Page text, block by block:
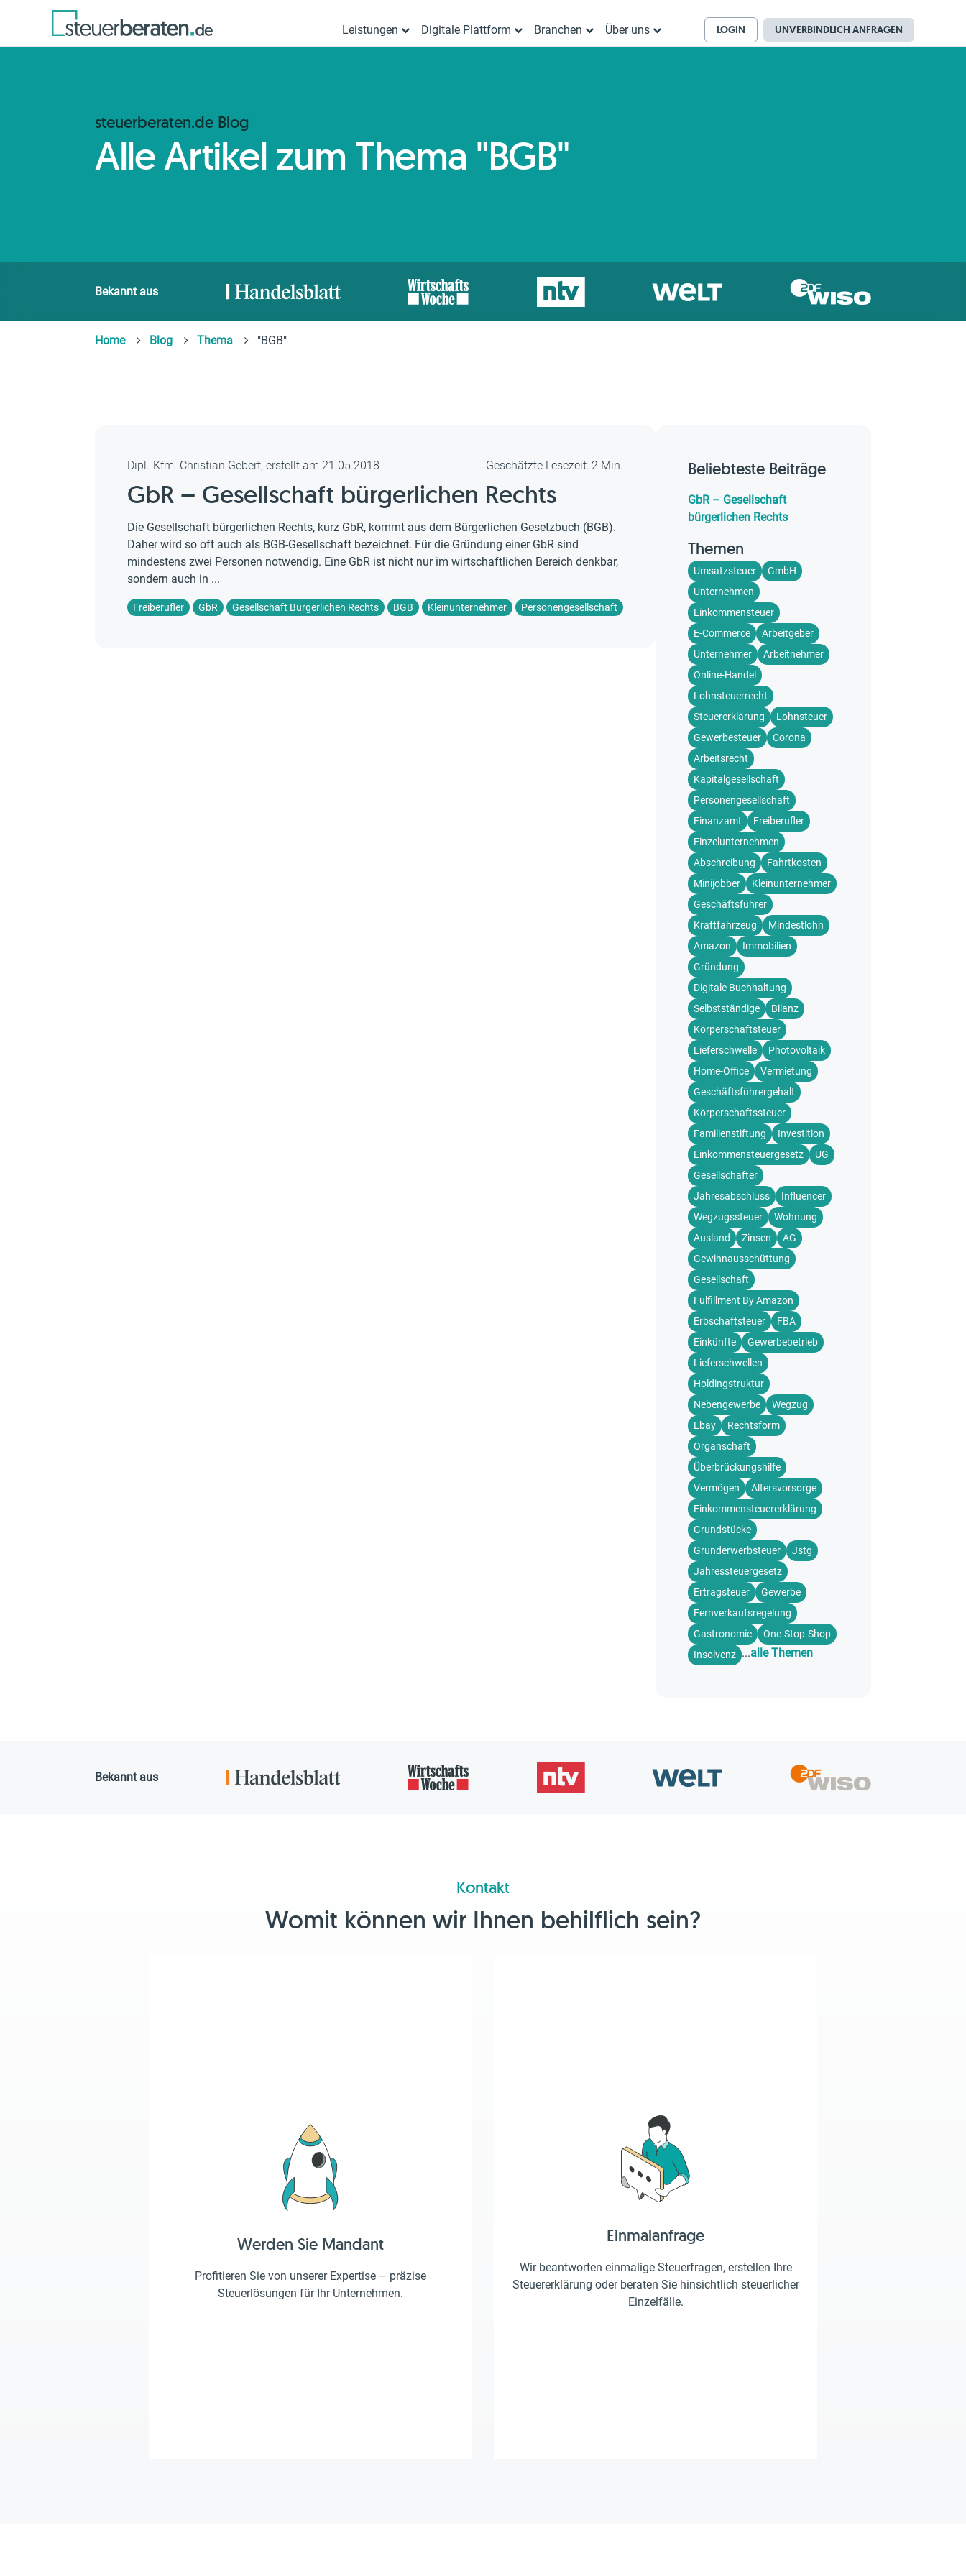
Leistungen Digitale Plattform Branchen Über uns LOGIN UNVERBINDLICH ANFRAGEN
steuerberaten.de Blog
Alle Artikel zum Thema "BGB"
Bekannt aus
Home Blog Thema "BGB"
Dipl.-Kfm. Christian Gebert, erstellt am 21.05.2018 Geschätzte Lesezeit: 2 Min.
GbR – Gesellschaft bürgerlichen Rechts
Die Gesellschaft bürgerlichen Rechts, kurz GbR, kommt aus dem Bürgerlichen Gesetzbuch (BGB).
Daher wird so oft auch als BGB-Gesellschaft bezeichnet. Für die Gründung einer GbR sind
mindestens zwei Personen notwendig. Eine GbR ist nicht nur im wirtschaftlichen Bereich denkbar,
sondern auch in ...
Freiberufler GbR Gesellschaft Bürgerlichen Rechts BGB Kleinunternehmer Personengesellschaft
Beliebteste Beiträge
GbR – Gesellschaft
bürgerlichen Rechts
Themen
Umsatzsteuer
GmbH
Unternehmen
Einkommensteuer
E-Commerce
Arbeitgeber
Unternehmer
Arbeitnehmer
Online-Handel
Lohnsteuerrecht
Steuererklärung
Lohnsteuer
Gewerbesteuer
Corona
Arbeitsrecht
Kapitalgesellschaft
Personengesellschaft
Finanzamt
Freiberufler
Einzelunternehmen
Abschreibung
Fahrtkosten
Minijobber
Kleinunternehmer
Geschäftsführer
Kraftfahrzeug
Mindestlohn
Amazon
Immobilien
Gründung
Digitale Buchhaltung
Selbstständige
Bilanz
Körperschaftsteuer
Lieferschwelle
Photovoltaik
Home-Office
Vermietung
Geschäftsführergehalt
Körperschaftssteuer
Familienstiftung
Investition
Einkommensteuergesetz
UG
Gesellschafter
Jahresabschluss
Influencer
Wegzugssteuer
Wohnung
Ausland
Zinsen
AG
Gewinnausschüttung
Gesellschaft
Fulfillment By Amazon
Erbschaftsteuer
FBA
Einkünfte
Gewerbebetrieb
Lieferschwellen
Holdingstruktur
Nebengewerbe
Wegzug
Ebay
Rechtsform
Organschaft
Überbrückungshilfe
Vermögen
Altersvorsorge
Einkommensteuererklärung
Grundstücke
Grunderwerbsteuer
Jstg
Jahressteuergesetz
Ertragsteuer
Gewerbe
Fernverkaufsregelung
Gastronomie
One-Stop-Shop
Insolvenz ...alle Themen
Bekannt aus
Kontakt
Womit können wir Ihnen behilflich sein?
Werden Sie Mandant
Profitieren Sie von unserer Expertise – präzise
Steuerlösungen für Ihr Unternehmen.
Einmalanfrage
Wir beantworten einmalige Steuerfragen, erstellen Ihre
Steuererklärung oder beraten Sie hinsichtlich steuerlicher
Einzelfälle.